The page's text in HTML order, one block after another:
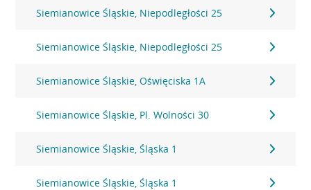
Siemianowice Śląskie, Niepodległości 25
Siemianowice Śląskie, Niepodległości 25
Siemianowice Śląskie, Oświęciska 1A
Siemianowice Śląskie, Pl. Wolności 30
Siemianowice Śląskie, Śląska 1
Siemianowice Śląskie, Śląska 1